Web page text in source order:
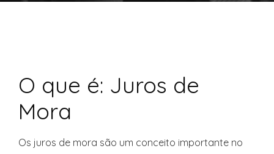
O que é: Juros de
Mora
Os juros de mora são um conceito importante no